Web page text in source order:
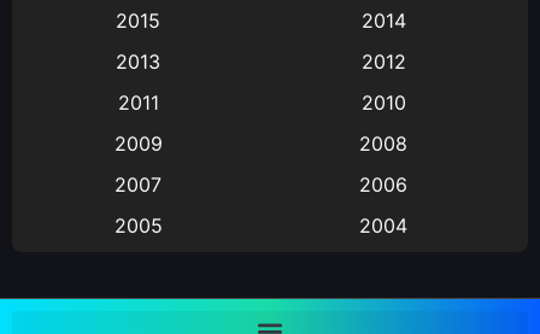
Animation แอนิเมชัน
(9)
Big tits (นมใหญ่)
Bitch (ผู้หญิงร่าน)
2015
2014
2013
2012
2011
2010
2009
2008
2007
2006
2005
2004